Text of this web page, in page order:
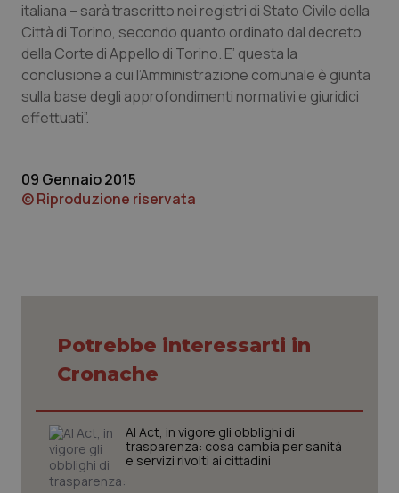
Campania
Emilia-Romagna
Friuli Venezia Giulia
Liguria
Marche
Molise
Provincia Autonoma di Bolzano
Provincia Autonoma di Trento
Car-T
Colesterolo & coronaropatie
Dermatite Atopica
Disturbi dell’umore
Donna & Salute
Epatiti
Infezioni & Febbre
Ipertensione & Scompenso
italiana – sarà trascritto nei registri di Stato Civile della
Città di Torino, secondo quanto ordinato dal decreto
della Corte di Appello di Torino. E’ questa la
conclusione a cui l’Amministrazione comunale è giunta
sulla base degli approfondimenti normativi e giuridici
effettuati”.
09 Gennaio 2015
© Riproduzione riservata
Potrebbe interessarti in
Cronache
AI Act, in vigore gli obblighi di
trasparenza: cosa cambia per sanità
e servizi rivolti ai cittadini